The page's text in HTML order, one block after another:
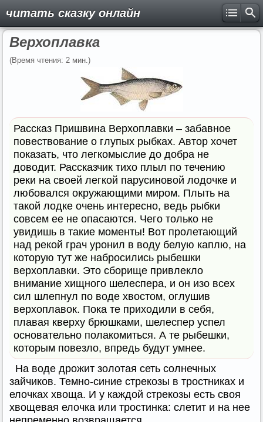
читать сказку онлайн
Верхоплавка
(Время чтения: 2 мин.)
Рассказ Пришвина Верхоплавки – забавное
повествование о глупых рыбках. Автор хочет
показать, что легкомыслие до добра не
доводит. Рассказчик тихо плыл по течению
реки на своей легкой парусиновой лодочке и
любовался окружающими миром. Плыть на
такой лодке очень интересно, ведь рыбки
совсем ее не опасаются. Чего только не
увидишь в такие моменты! Вот пролетающий
над рекой грач уронил в воду белую каплю, на
которую тут же набросились рыбешки
верхоплавки. Это сборище привлекло
внимание хищного шелеспера, и он изо всех
сил шлепнул по воде хвостом, оглушив
верхоплавок. Пока те приходили в себя,
плавая кверху брюшками, шелеспер успел
основательно полакомиться. А те рыбешки,
которым повезло, впредь будут умнее.
На воде дрожит золотая сеть солнечных
зайчиков. Темно-синие стрекозы в тростниках и
елочках хвоща. И у каждой стрекозы есть своя
хвощевая елочка или тростинка: слетит и на нее